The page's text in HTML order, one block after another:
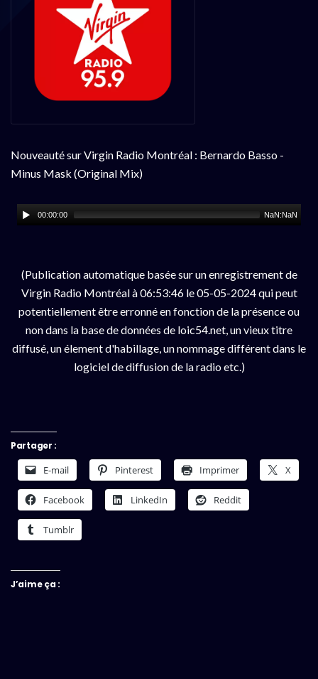
Nouveauté sur Virgin Radio Montréal : Bernardo Basso -
Minus Mask (Original Mix)
00:00:00 NaN:NaN
(Publication automatique basée sur un enregistrement de
Virgin Radio Montréal à 06:53:46 le 05-05-2024 qui peut
potentiellement être erronné en fonction de la présence ou
non dans la base de données de loic54.net, un vieux titre
diffusé, un élement d'habillage, un nommage différent dans le
logiciel de diffusion de la radio etc.)
Partager :
E-mail Pinterest Imprimer X
Facebook LinkedIn Reddit
Tumblr
J’aime ça :